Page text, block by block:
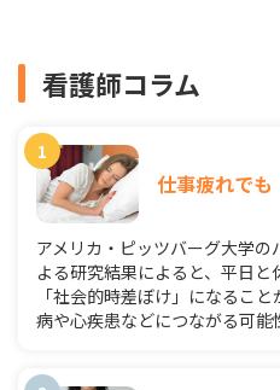
看護師コラム
仕事疲れでも
アメリカ・ピッツバーグ大学
よる研究結果によると、平日と
「社会的時差ぼけ」になるこ
病や心疾患などにつながる可能